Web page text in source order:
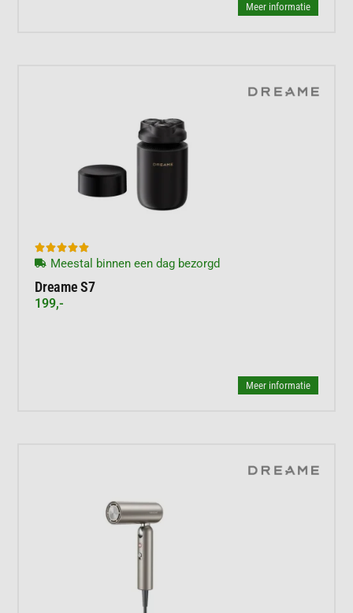
Meer informatie

Meestal binnen een dag bezorgd
Dreame S7
199,-
Meer informatie